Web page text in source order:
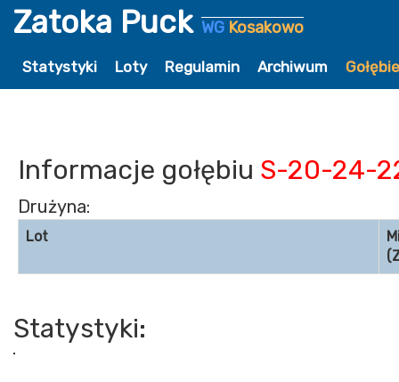
Zatoka Puck WG Kosakowo
Statystyki Loty Regulamin Archiwum
Informacje gołębiu S-20-24-
Drużyna:
Lot
Statystyki: